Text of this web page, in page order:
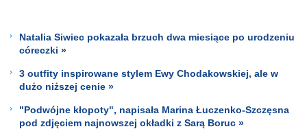
Natalia Siwiec pokazała brzuch dwa miesiące po urodzeniu
córeczki »
3 outfity inspirowane stylem Ewy Chodakowskiej, ale w
dużo niższej cenie »
"Podwójne kłopoty", napisała Marina Łuczenko-Szczęsna
pod zdjęciem najnowszej okładki z Sarą Boruc »